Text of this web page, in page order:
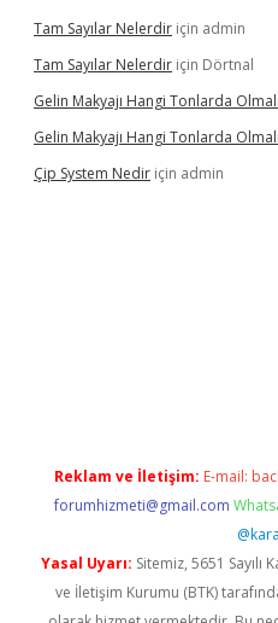
Tam Sayılar Nelerdir için admin
Tam Sayılar Nelerdir için Dörtnal
Gelin Makyajı Hangi Tonlarda Olmalı
Gelin Makyajı Hangi Tonlarda Olmalı
Çip System Nedir için admin
Reklam ve İletişim: E-mail:
forumhizmeti@gmail.com
Yasal Uyarı: Sitemiz, 5651
ve İletişim Kurumu (BTK)